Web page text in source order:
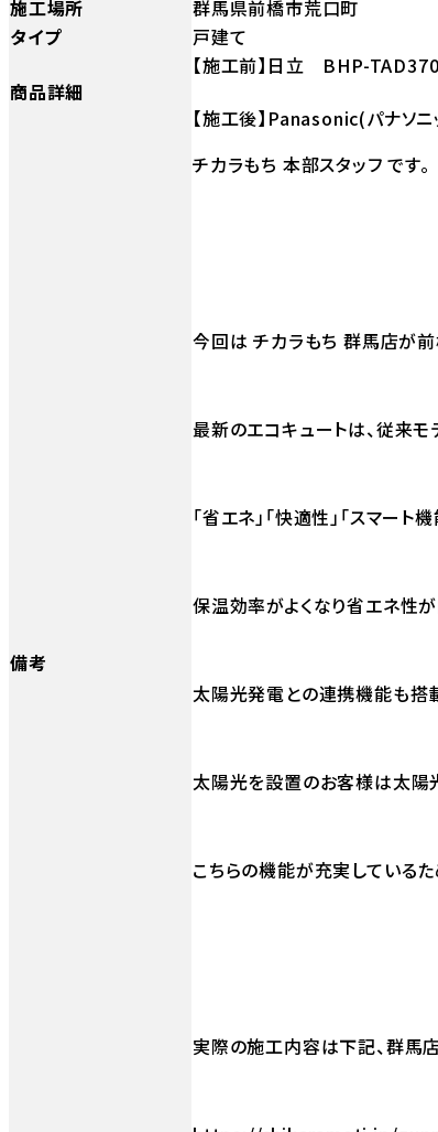
施工場所
群馬県前橋市荒口町
タイプ
戸建て
商品詳細
【施工前】日立 BHP-TAD370
【施工後】Panasonic(パナソ
備考
チカラもち 本部スタッフ です。
今回は チカラもち 群馬店が前
最新のエコキュートは、従来
「省エネ」「快適性」「スマート
保温効率がよくなり省エネ性が
太陽光発電との連携機能も搭載
太陽光を設置のお客様は太陽
こちらの機能が充実しているた
実際の施工内容は下記、群馬